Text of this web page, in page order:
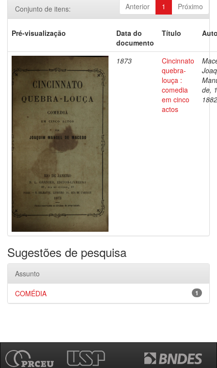
Anterior 1 Próximo
Conjunto de itens:
Pré-visualização
Data do
documento
Título
1873
Cincinnato
quebra-
louça :
comedia
em cinco
actos
de,
1882
Sugestões de pesquisa
Assunto
1
COMÉDIA